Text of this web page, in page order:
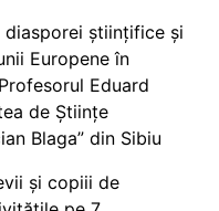
diasporei științifice și
Europene în
Eduard
de Științe
Blaga” din Sibiu
și copiii de